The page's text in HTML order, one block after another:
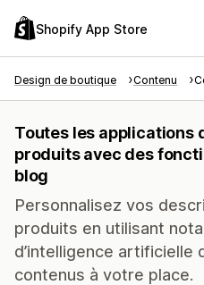
Shopify App Store
Design de boutique Contenu
Toutes les applications
produits avec des
blog
Personnalisez vos
produits en utilisant
d’intelligence artificielle
contenus à votre place.